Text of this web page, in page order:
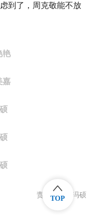
到了，周克敬能不放
艳
嘉
责任编辑：冯硕
TOP